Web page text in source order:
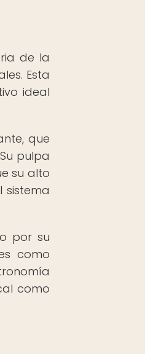
de la
Esta
ideal
que
pulpa
su alto
sistema
por su
como
como